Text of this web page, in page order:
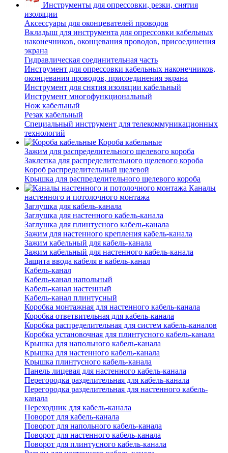
Инструменты для опрессовки, резки, снятия
изоляции
Аксессуары для оконцевателей проводов
Вкладыш для инструмента для опрессовки кабельных
наконечников, оконцевания проводов, присоединения
экрана
Гидравлическая соединительная часть
Инструмент для опрессовки кабельных наконечников,
оконцевания проводов, присоединения экрана
Инструмент для снятия изоляции кабельный
Инструмент многофункциональный
Нож кабельный
Резак кабельный
Специальный инструмент для телекоммуникационных
технологий
Короба кабельные
Зажим для распределительного щелевого короба
Заклепка для распределительного щелевого короба
Короб распределительный щелевой
Крышка для распределительного щелевого короба
Каналы
настенного и потолочного монтажа
Заглушка для кабель-канала
Заглушка для настенного кабель-канала
Заглушка для плинтусного кабель-канала
Зажим для настенного крепления кабель-канала
Зажим кабельный для кабель-канала
Зажим кабельный для настенного кабель-канала
Защита ввода кабеля в кабель-канал
Кабель-канал
Кабель-канал напольный
Кабель-канал настенный
Кабель-канал плинтусный
Коробка монтажная для настенного кабель-канала
Коробка ответвительная для кабель-канала
Коробка распределительная для систем кабель-каналов
Коробка установочная для плинтусного кабель-канала
Крышка для напольного кабель-канала
Крышка для настенного кабель-канала
Крышка плинтусного кабель-канала
Панель лицевая для настенного кабель-канала
Перегородка разделительная для кабель-канала
Перегородка разделительная для настенного кабель-
канала
Переходник для кабель-канала
Поворот для кабель-канала
Поворот для напольного кабель-канала
Поворот для настенного кабель-канала
Поворот для плинтусного кабель-канала